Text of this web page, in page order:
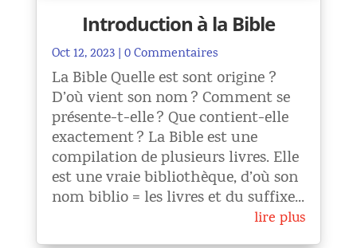
Introduction à la Bible
Oct 12, 2023| 0 Commentaires
La Bible Quelle est sont origine ?
D’où vient son nom ? Comment se
présente-t-elle ? Que contient-elle
exactement ? La Bible est une
compilation de plusieurs livres. Elle
est une vraie bibliothèque, d’où son
nom biblio = les livres et du suffixe...
lire plus